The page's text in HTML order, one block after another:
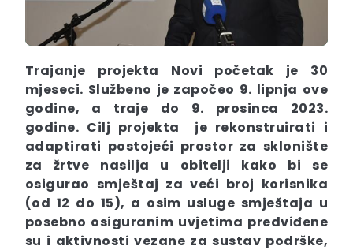
Trajanje projekta Novi početak je 30
mjeseci. Službeno je započeo 9. lipnja ove
godine, a traje do 9. prosinca 2023.
godine. Cilj projekta je rekonstruirati i
adaptirati postojeći prostor za sklonište
za žrtve nasilja u obitelji kako bi se
osigurao smještaj za veći broj korisnika
(od 12 do 15), a osim usluge smještaja u
posebno osiguranim uvjetima predviđene
su i aktivnosti vezane za sustav podrške,